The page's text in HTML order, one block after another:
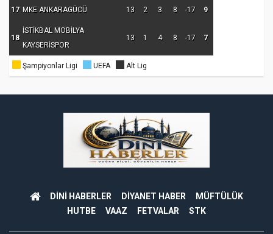
17 MKE ANKARAGÜCÜ 13 2 3 8 -17 9
18
İSTİKBAL MOBİLYA
KAYSERİSPOR
13 1 4 8 -17 7
Şampiyonlar Ligi UEFA Alt Lig
DİNİ HABERLER DİYANET HABER
MÜFTÜLÜK
HUTBE
VAAZ FETVALAR STK